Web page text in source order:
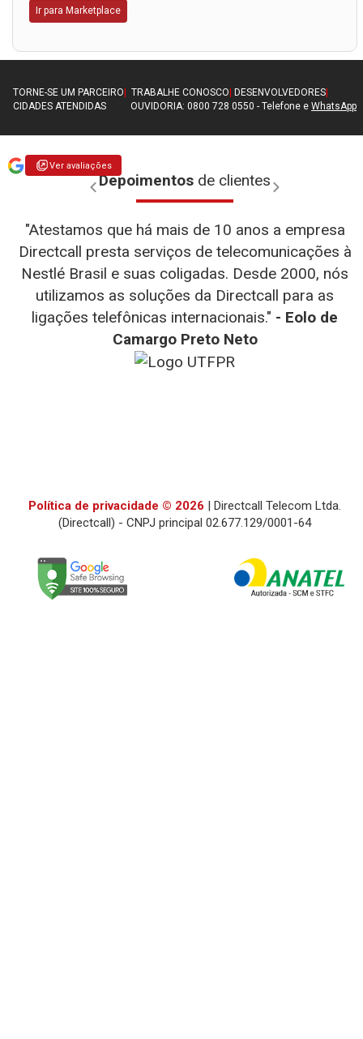
Ir para Marketplace
TORNE-SE UM PARCEIRO TRABALHE CONOSCO DESENVOLVEDORES
CIDADES ATENDIDAS
OUVIDORIA: 0800 728 0550 - Telefone eWhatsApp
Depoimentos de clientes
- Julia Falcin
"Atestamos que há mais de 10 anos a empresa
Directcall presta serviços de telecomunicações à
Nestlé Brasil e suas coligadas. Desde 2000, nós
utilizamos as soluções da Directcall para as
ligações telefônicas internacionais." - Eolo de
Camargo Preto Neto
- Diego
Fernando Alves
- Henrique Fernandes Simão
- Totvs
- Teresa
- D-link
- WEG
Ver avaliações
Política de privacidade © 2026 | Directcall Telecom Ltda.
(Directcall) - CNPJ principal 02.677.129/0001-64